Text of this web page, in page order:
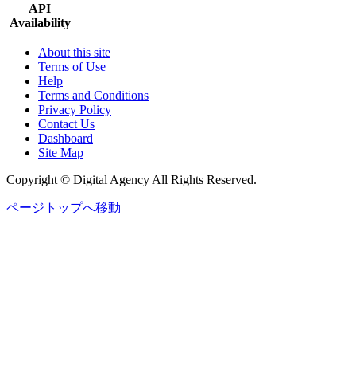
API
Availability
About this site
Terms of Use
Help
Terms and Conditions
Privacy Policy
Contact Us
Dashboard
Site Map
Copyright © Digital Agency All Rights Reserved.
ページトップへ移動